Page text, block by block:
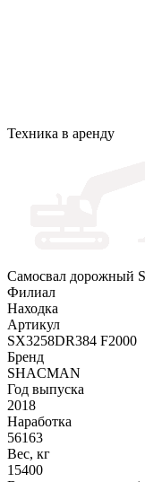
Техника в аренду
Самосвал дорожный
Филиал
Находка
Артикул
SX3258DR384 F2000
Бренд
SHACMAN
Год выпуска
2018
Наработка
56163
Вес, кг
15400